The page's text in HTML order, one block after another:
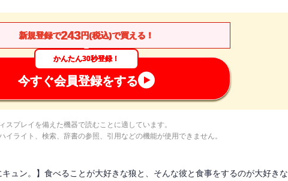
新規登録で243円(税込)で買える！
かんたん30秒登録！
今すぐ会員登録をする
プレイを備えた機器で読むことに適しています。
イライト、検索、辞書の参照、引用などの機能が使用できません。
キュン。】食べることが大好きな狼と、そんな彼と食事をするのが大好きな